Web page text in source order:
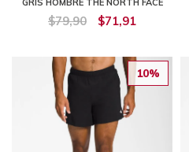
$79,90 $71,91
10%